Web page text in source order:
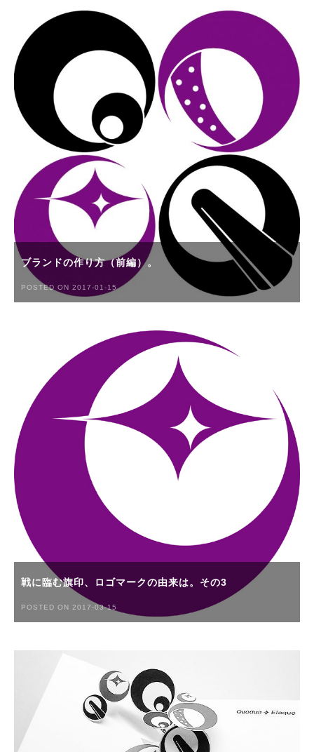
ブランドの作り方（前編）。
POSTED ON 2017-01-15
戦に臨む旗印、ロゴマークの由来は。その3
POSTED ON 2017-03-15